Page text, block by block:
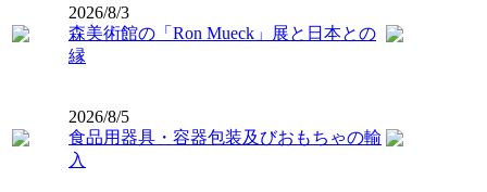
2026/8/3
森美術館の「Ron Mueck」展と日本との
縁
2026/8/5
食品用器具・容器包装及びおもちゃの輸
入